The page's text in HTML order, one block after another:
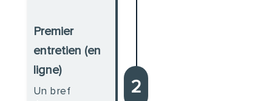
2
Premier
entretien (en
ligne)
Un bref